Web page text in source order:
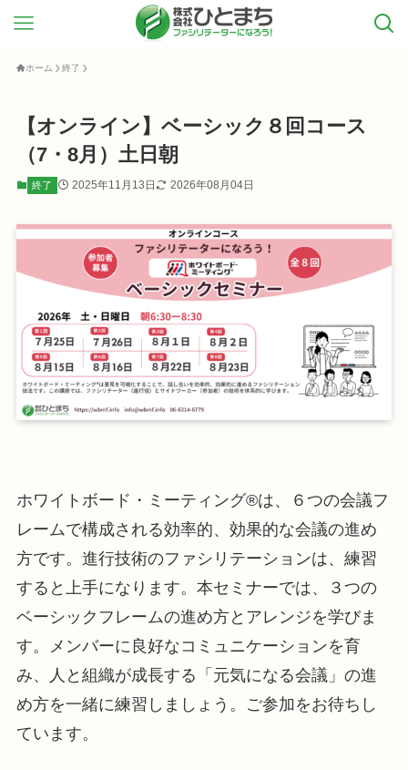
ホーム 終了
【オンライン】ベーシック８回コース
（7・8月）土日朝
終了 2025年11月13日 2026年08月04日
ホワイトボード・ミーティング®は、６つの会議フ
レームで構成される効率的、効果的な会議の進め
方です。進行技術のファシリテーションは、練習
すると上手になります。本セミナーでは、３つの
ベーシックフレームの進め方とアレンジを学びま
す。メンバーに良好なコミュニケーションを育
み、人と組織が成長する「元気になる会議」の進
め方を一緒に練習しましょう。ご参加をお待ちし
ています。